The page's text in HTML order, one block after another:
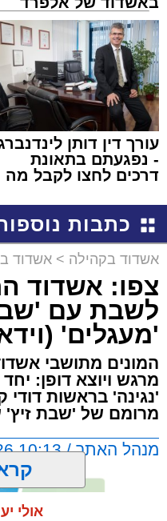
קריאולנסקי - לילדים
עורך דין דותן
- נפגעתם בתאונת
דרכים לחצו לקבל מה
כתבות
אשדוד בקהילה > אשדוד
צפו: אשדוד
לשבת עם
'מעגלים'
המונים מתושבי
מרגש ויוצא דופן:
'נגינה' בראשות
מרומם של 'שבת זיץ'
מנהל האתר / 10:13 07.08.26
אולי